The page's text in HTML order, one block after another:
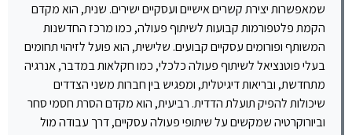
שמאפשרות יצירת קשרים אישיים ועסקיים ישירים. שנית, הוא מקדם
הקמת פלטפורמות קבועות לשיתוף פעולה, כמו מרכז החדשנות
המשותף ופורומים עסקיים קבועים. שלישית, הוא פועל לזיהוי תחומים
בעלי פוטנציאל לשיתוף פעולה כלכלי, כמו חקלאות במדבר, אנרגיה
מתחדשת, ובריאות דיגיטלית, ומפגיש בין חברות משני הצדדים
שיכולות להפיק תועלת הדדית. רביעית, הוא מקדם הסרת חסמי סחר
וביורוקרטיה שמקשים על שיתופי פעולה עסקיים, דרך עבודה מול